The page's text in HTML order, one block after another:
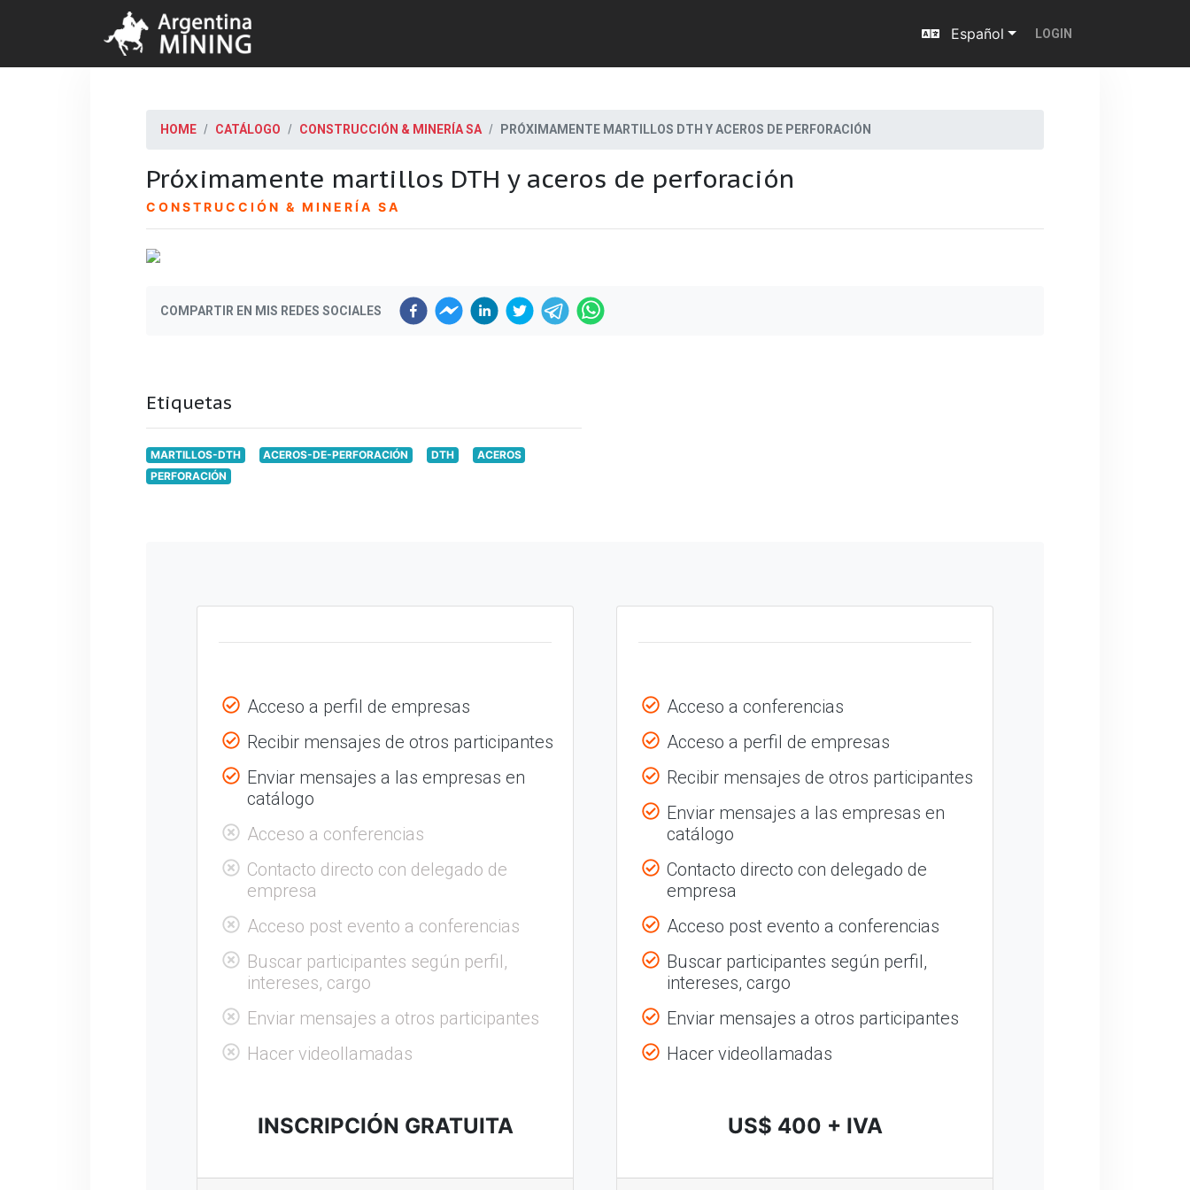
Español LOGIN
HOME CATÁLOGO CONSTRUCCIÓN & MINERÍA SA PRÓXIMAMENTE MARTILLOS DTH Y ACEROS DE PERFORACIÓN
Próximamente martillos DTH y aceros de perforación
CONSTRUCCIÓN & MINERÍA SA
COMPARTIR EN MIS REDES SOCIALES
Etiquetas
MARTILLOS-DTH ACEROS-DE-PERFORACIÓN DTH
ACEROS
PERFORACIÓN
Acceso a perfil de empresas
Recibir mensajes de otros participantes
Enviar mensajes a las empresas en
catálogo
Acceso a conferencias
Contacto directo con delegado de
empresa
Acceso post evento a conferencias
Buscar participantes según perfil,
intereses, cargo
Enviar mensajes a otros participantes
Hacer videollamadas
INSCRIPCIÓN GRATUITA
Acceso a conferencias
Acceso a perfil de empresas
Recibir mensajes de otros participantes
Enviar mensajes a las empresas en
catálogo
Contacto directo con delegado de
empresa
Acceso post evento a conferencias
Buscar participantes según perfil,
intereses, cargo
Enviar mensajes a otros participantes
Hacer videollamadas
US$ 400 + IVA